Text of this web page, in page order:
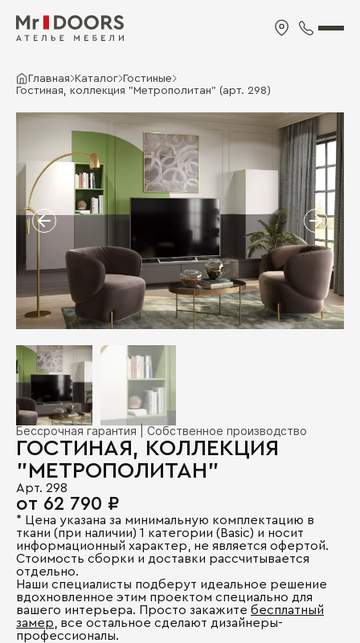
Главная Каталог Гостиные
Гостиная, коллекция "Метрополитан" (арт. 298)
Бессрочная гарантия | Собственное производство
ГОСТИНАЯ, КОЛЛЕКЦИЯ
"МЕТРОПОЛИТАН"
Арт. 298
от 62 790 ₽
* Цена указана за минимальную комплектацию в
ткани (при наличии) 1 категории (Basic) и носит
информационный характер, не является офертой.
Стоимость сборки и доставки рассчитывается
отдельно.
Наши специалисты подберут идеальное решение
вдохновленное этим проектом специально для
вашего интерьера. Просто закажите бесплатный
замер , все остальное сделают дизайнеры-
профессионалы.